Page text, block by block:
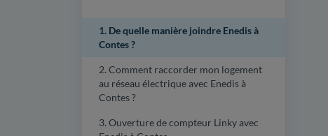
1. De quelle manière joindre Enedis à
Contes ?
2. Comment raccorder mon logement
au réseau électrique avec Enedis à
Contes ?
3. Ouverture de compteur Linky avec